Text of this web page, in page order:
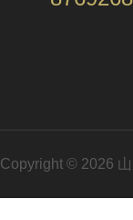
Copyright © 2026